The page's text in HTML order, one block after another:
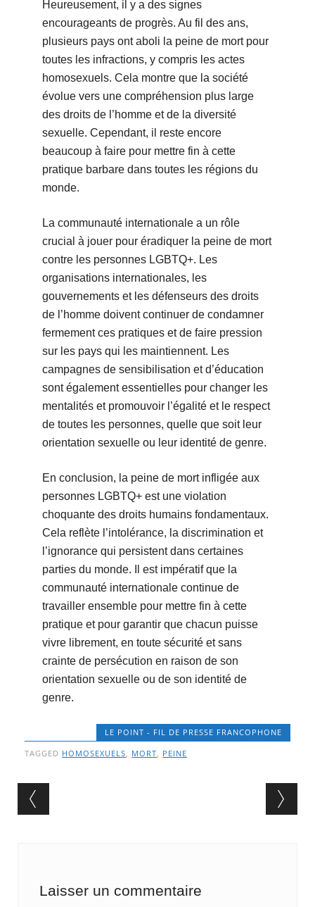
Heureusement, il y a des signes
encourageants de progrès. Au fil des ans,
plusieurs pays ont aboli la peine de mort pour
toutes les infractions, y compris les actes
homosexuels. Cela montre que la société
évolue vers une compréhension plus large
des droits de l’homme et de la diversité
sexuelle. Cependant, il reste encore
beaucoup à faire pour mettre fin à cette
pratique barbare dans toutes les régions du
monde.
La communauté internationale a un rôle
crucial à jouer pour éradiquer la peine de mort
contre les personnes LGBTQ+. Les
organisations internationales, les
gouvernements et les défenseurs des droits
de l’homme doivent continuer de condamner
fermement ces pratiques et de faire pression
sur les pays qui les maintiennent. Les
campagnes de sensibilisation et d’éducation
sont également essentielles pour changer les
mentalités et promouvoir l’égalité et le respect
de toutes les personnes, quelle que soit leur
orientation sexuelle ou leur identité de genre.
En conclusion, la peine de mort infligée aux
personnes LGBTQ+ est une violation
choquante des droits humains fondamentaux.
Cela reflète l’intolérance, la discrimination et
l’ignorance qui persistent dans certaines
parties du monde. Il est impératif que la
communauté internationale continue de
travailler ensemble pour mettre fin à cette
pratique et pour garantir que chacun puisse
vivre librement, en toute sécurité et sans
crainte de persécution en raison de son
orientation sexuelle ou de son identité de
genre.
LE POINT - FIL DE PRESSE FRANCOPHONE
TAGGED HOMOSEXUELS, MORT, PEINE
Post navigation
Laisser un commentaire